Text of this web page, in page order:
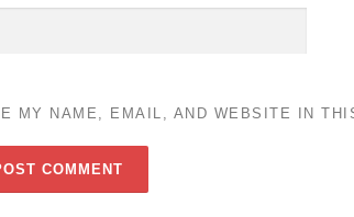
MY NAME, EMAIL, AND WEBSITE IN